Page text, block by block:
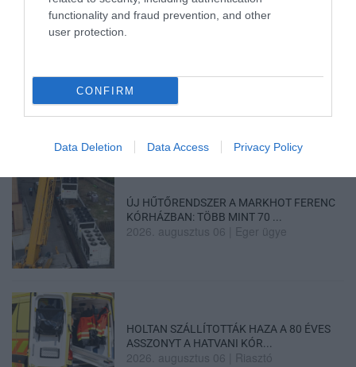
functionality and fraud prevention, and other
user protection.
CONFIRM
Data Deletion Data Access Privacy Policy
„NEM TETTÜNK NYOMÁST A FIUNKRA” –
EGY EGRI CSALÁD TÖRTÉNE...
2026. augusztus 06
ÚJ HŰTŐRENDSZER A MARKHOT FERENC
KÓRHÁZBAN: TÖBB MINT 70 ...
2026. augusztus 06 Eger ügye
HOLTAN SZÁLLÍTOTTÁK HAZA A 80 ÉVES
ASSZONYT A HATVANI KÓR...
2026. augusztus 06 Riasztó